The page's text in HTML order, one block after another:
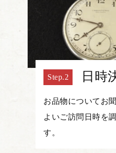
日時
お品物についてお
よいご訪問日時を
す。